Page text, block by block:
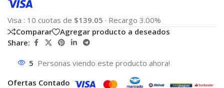
Visa : 10 cuotas de $139.05 · Recargo 3.00%
Comparar
Agregar producto a deseados
Share:
5 Personas viendo este producto ahora!
Ofertas Contado